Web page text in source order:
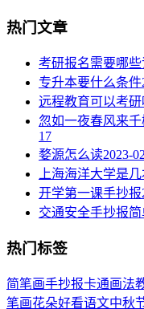
热门文章
考研报名需要哪
专升本要什么条件
远程教育可以考研
忽如一夜春风来
17
婺源怎么读2023-
上海海洋大学是
开学第一课手抄报
交通安全手抄报
热门标签
简笔画手抄报卡通画法
笔画花朵好看语文中秋